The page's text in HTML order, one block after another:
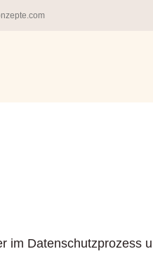
im Datenschutzprozess